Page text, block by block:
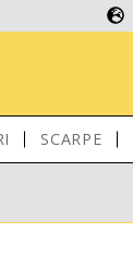
SCARPE